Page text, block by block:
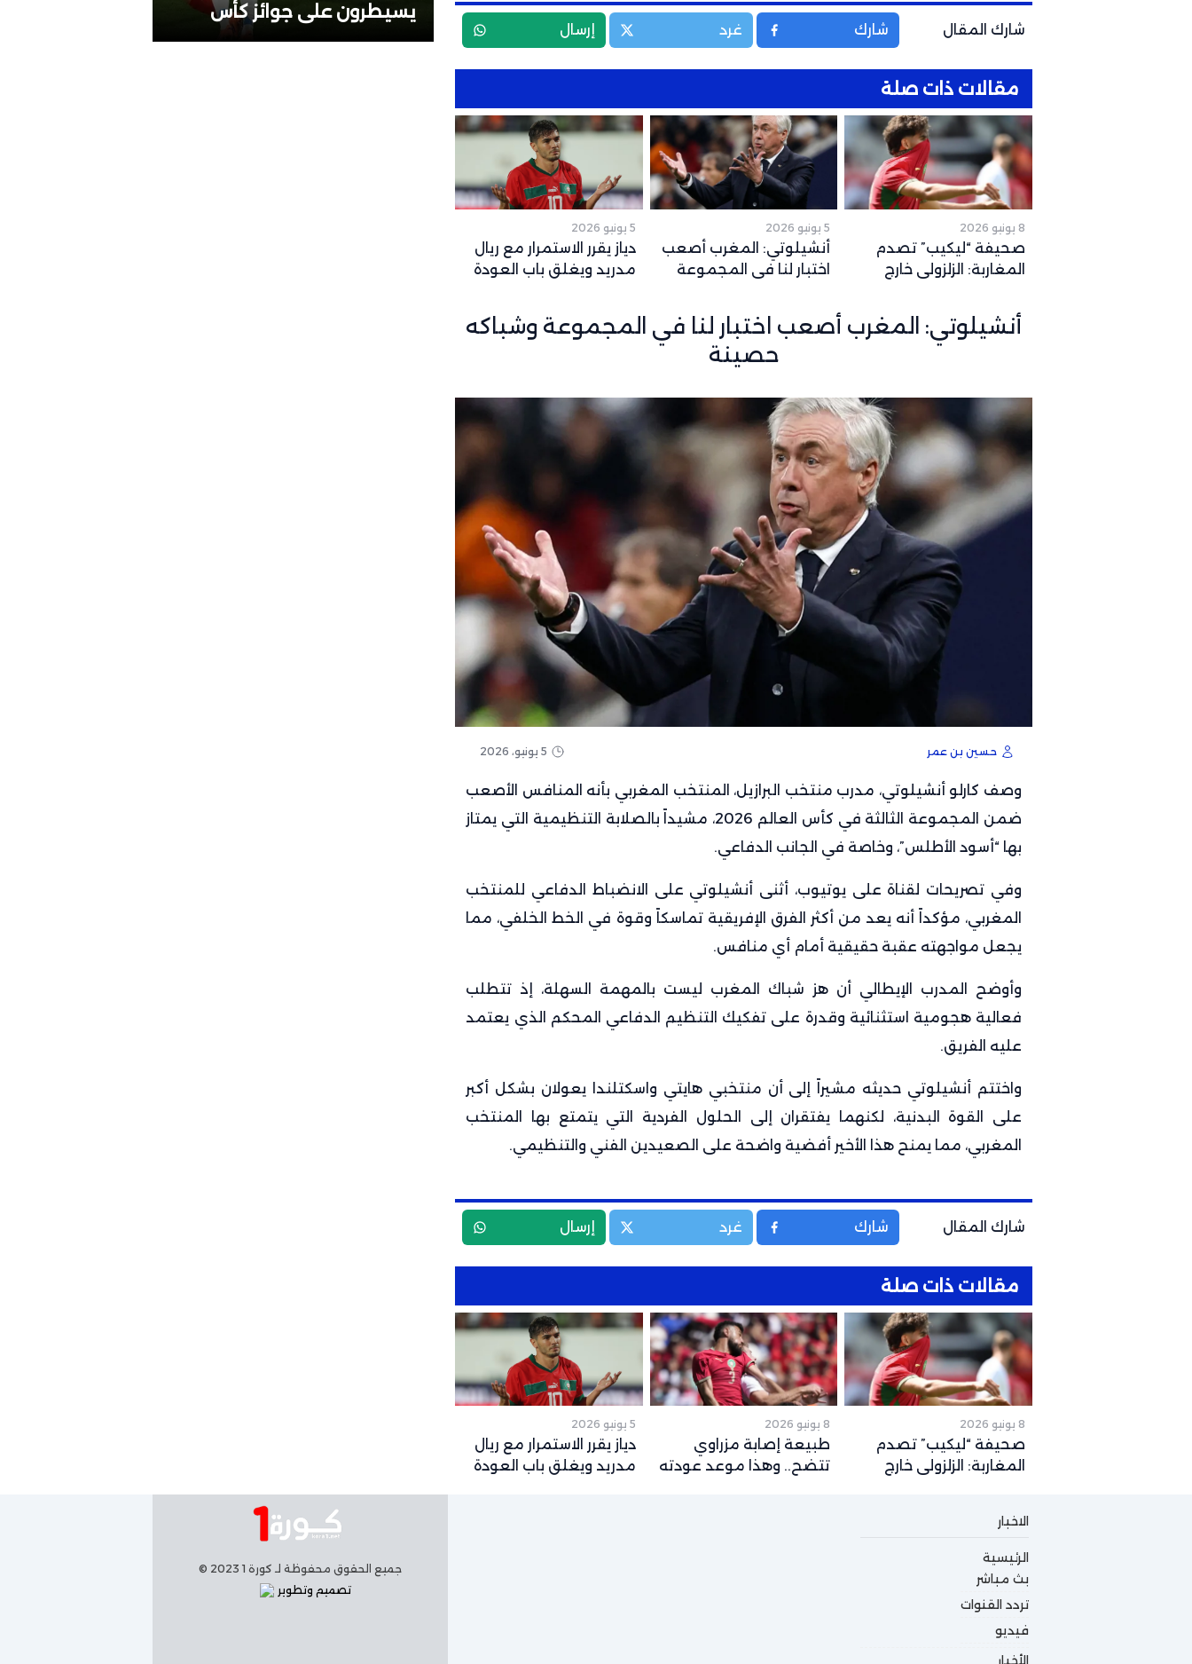
شارك المقال شارك غرد إرسال
مقالات ذات صلة
8 يونيو 2026
صحيفة “ليكيب” تصدم
المغاربة: الزلزولي خارج
يصل لهذا التوقيت
5 يونيو 2026
أنشيلوتي: المغرب أصعب
اختبار لنا في المجموعة
5 يونيو 2026
دياز يقرر الاستمرار مع ريال
مدريد ويغلق باب العودة
أنشيلوتي: المغرب أصعب اختبار لنا في المجموعة وشباكه
حصينة
حسين بن عمر 5 يونيو، 2026
وصف كارلو أنشيلوتي، مدرب منتخب البرازيل، المنتخب المغربي بأنه المنافس الأصعب
ضمن المجموعة الثالثة في كأس العالم 2026، مشيداً بالصلابة التنظيمية التي يمتاز
بها “أسود الأطلس”، وخاصة في الجانب الدفاعي.
وفي تصريحات لقناة على يوتيوب، أثنى أنشيلوتي على الانضباط الدفاعي للمنتخب
المغربي، مؤكداً أنه يعد من أكثر الفرق الإفريقية تماسكاً وقوة في الخط الخلفي، مما
يجعل مواجهته عقبة حقيقية أمام أي منافس.
وأوضح المدرب الإيطالي أن هز شباك المغرب ليست بالمهمة السهلة، إذ تتطلب
فعالية هجومية استثنائية وقدرة على تفكيك التنظيم الدفاعي المحكم الذي يعتمد
عليه الفريق.
واختتم أنشيلوتي حديثه مشيراً إلى أن منتخبي هايتي واسكتلندا يعولان بشكل أكبر
على القوة البدنية، لكنهما يفتقران إلى الحلول الفردية التي يتمتع بها المنتخب
المغربي، مما يمنح هذا الأخير أفضية واضحة على الصعيدين الفني والتنظيمي.
شارك المقال شارك غرد إرسال
مقالات ذات صلة
8 يونيو 2026
صحيفة “ليكيب” تصدم
المغاربة: الزلزولي خارج
8 يونيو 2026
طبيعة إصابة مزراوي
تتضح.. وهذا موعد عودته
5 يونيو 2026
دياز يقرر الاستمرار مع ريال
مدريد ويغلق باب العودة
يسيطرون على جوائز كأس
العالم تحت 20 سنة
وكلمات أغنية ريال مدريد
بالعربية والإسبانية
الاخبار
الرئيسية
بث مباشر
تردد القنوات
فيديو
الأخبار
جميع الحقوق محفوظة لـ كورة 1 2023 ©
تصميم وتطوير